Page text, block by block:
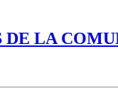
DE LA